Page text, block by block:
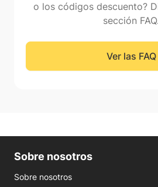
o los códigos descuento?
sección FAQ.
Ver las FAQ
Sobre nosotros
Sobre nosotros